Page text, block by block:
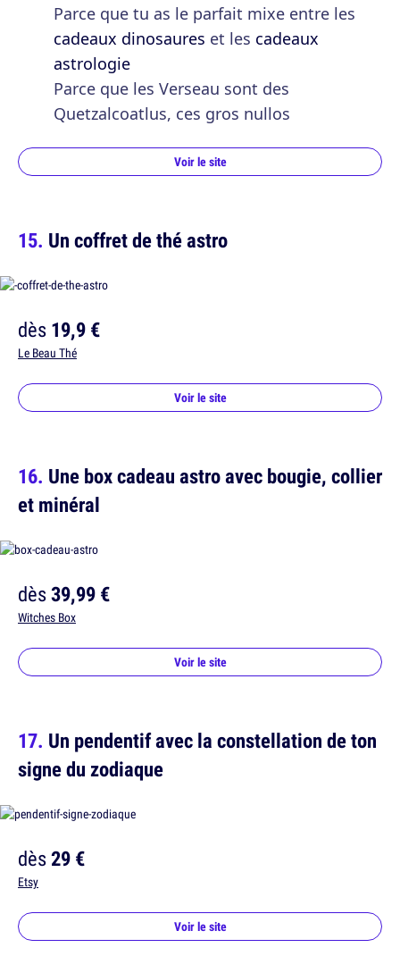
Parce que tu as le parfait mixe entre les
cadeaux dinosaures et les cadeaux
astrologie
Parce que les Verseau sont des
Quetzalcoatlus, ces gros nullos
Voir le site
Un coffret de thé astro
dès19,9 €
Le Beau Thé
Voir le site
Une box cadeau astro avec bougie, collier
et minéral
dès39,99 €
Witches Box
Voir le site
Un pendentif avec la constellation de ton
signe du zodiaque
dès29 €
Etsy
Voir le site